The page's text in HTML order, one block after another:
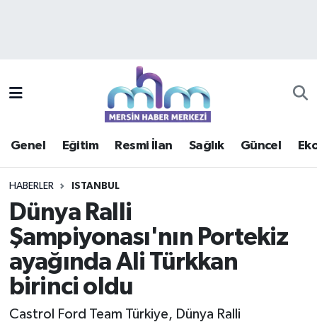
Genel Eğitim Resmi İlan Sağlık Güncel
HABERLER ISTANBUL
Dünya Ralli
Şampiyonası'nın Portekiz
ayağında Ali Türkkan
birinci oldu
Castrol Ford Team Türkiye, Dünya Ralli
Güncel
Haberde insan
Kültür - Sanat
Mersin Trafik Yoğunluk Haritası
Süper Lig Puan Durumu ve Fikstür
Haber Arşivi